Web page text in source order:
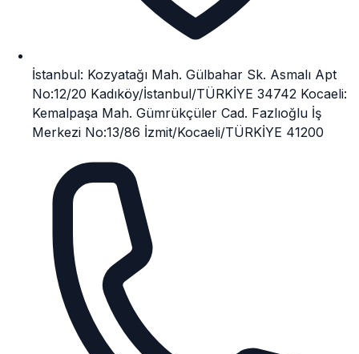
İstanbul: Kozyatağı Mah. Gülbahar Sk. Asmalı Apt
No:12/20 Kadıköy/İstanbul/TÜRKİYE 34742 Kocaeli:
Kemalpaşa Mah. Gümrükçüler Cad. Fazlıoğlu İş
Merkezi No:13/86 İzmit/Kocaeli/TÜRKİYE 41200